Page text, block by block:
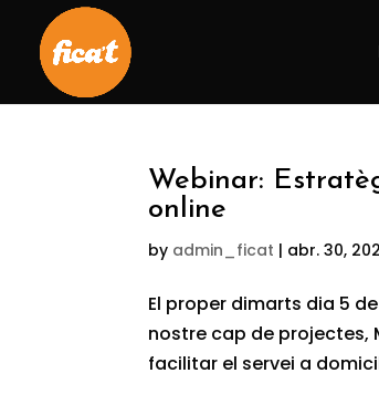
Webinar:
online
by admin_ficat | abr. 30,
El proper dimarts dia 5
nostre cap de projectes,
facilitar el servei a